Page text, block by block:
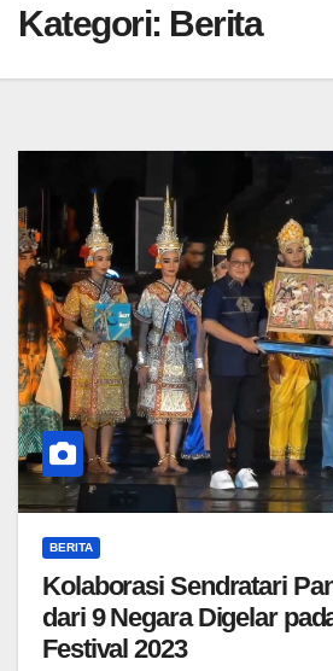
Kategori: Berita
BERITA
Kolaborasi Sendratari
dari 9 Negara Digelar
Festival 2023